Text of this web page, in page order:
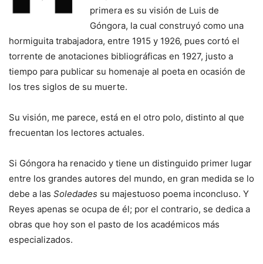
primera es su visión de Luis de
Góngora, la cual construyó como una
hormiguita trabajadora, entre 1915 y 1926, pues cortó el
torrente de anotaciones bibliográficas en 1927, justo a
tiempo para publicar su homenaje al poeta en ocasión de
los tres siglos de su muerte.
Su visión, me parece, está en el otro polo, distinto al que
frecuentan los lectores actuales.
Si Góngora ha renacido y tiene un distinguido primer lugar
entre los grandes autores del mundo, en gran medida se lo
debe a las Soledades su majestuoso poema inconcluso. Y
Reyes apenas se ocupa de él; por el contrario, se dedica a
obras que hoy son el pasto de los académicos más
especializados.